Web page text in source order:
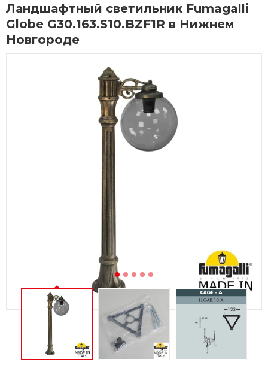
Ландшафтный светильник Fumagalli
Globe G30.163.S10.BZF1R в Нижнем
Новгороде